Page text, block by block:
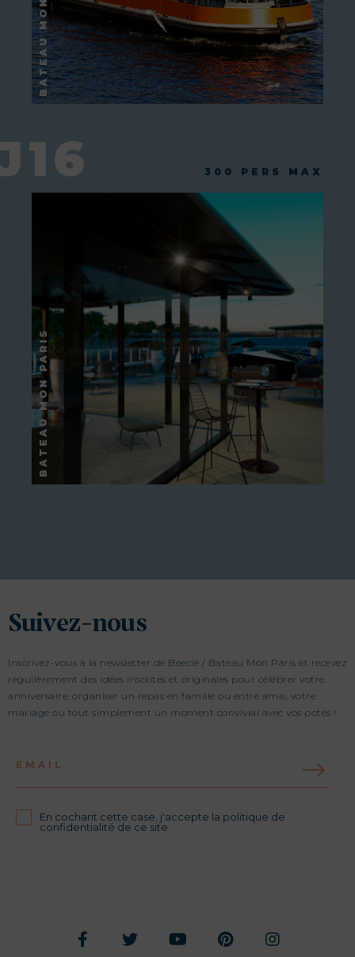
300 PERS MAX
Suivez-nous
Inscrivez-vous à la newsletter de Beecie / Bateau Mon Paris et recevez
régulièrement des idées insolites et originales pour célébrer votre
anniversaire, organiser un repas en famille ou entre amis, votre
mariage ou tout simplement un moment convivial avec vos potes !
EMAIL
En cochant cette case, j'accepte la politique de
confidentialité de ce site